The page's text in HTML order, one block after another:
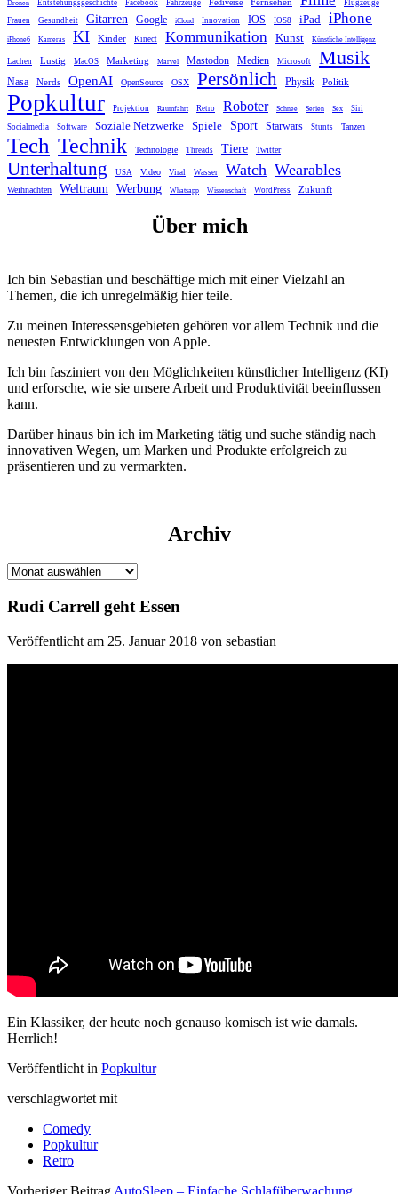
Dronen Entstehungsgeschichte Facebook Fahrzeuge Fediverse
Flugzeuge
Frauen
Gesundheit Gitarren Google iCloud Innovation IOS IOS8 iPad iPhone
iPhone6 Kameras KI Kinder Kinect Kommunikation Kunst Künstliche Intelligenz
Lachen Lustig MacOS Marketing Marvel Mastodon Medien Microsoft Musik
Nasa Nerds OpenAI OpenSource OSX Persönlich Physik Politik
Popkultur Projektion Raumfahrt Retro Roboter Schnee Serien Sex Siri
Socialmedia Software Soziale Netzwerke Spiele Sport Starwars Stunts Tanzen
Tech Technik Technologie Threads Tiere Twitter
Unterhaltung USA Video Viral Wasser Watch Wearables
Weihnachten Weltraum Werbung Whatsapp Wissenschaft WordPress Zukunft
Über mich
Ich bin Sebastian und beschäftige mich mit einer Vielzahl an
Themen, die ich unregelmäßig hier teile.
Zu meinen Interessensgebieten gehören vor allem Technik und die
neuesten Entwicklungen von Apple.
Ich bin fasziniert von den Möglichkeiten künstlicher Intelligenz (KI)
und erforsche, wie sie unsere Arbeit und Produktivität beeinflussen
kann.
Darüber hinaus bin ich im Marketing tätig und suche ständig nach
innovativen Wegen, um Marken und Produkte erfolgreich zu
präsentieren und zu vermarkten.
Archiv
Archiv
Rudi Carrell geht Essen
Veröffentlicht am 25. Januar 2018 von sebastian
Ein Klassiker, der heute noch genauso komisch ist wie damals.
Herrlich!
Veröffentlicht in Popkultur
verschlagwortet mit
Comedy
Popkultur
Retro
Vorheriger Beitrag AutoSleep – Einfache Schlafüberwachung